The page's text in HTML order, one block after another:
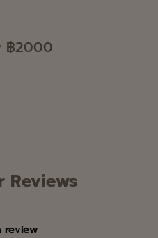
2000
Reviews
review